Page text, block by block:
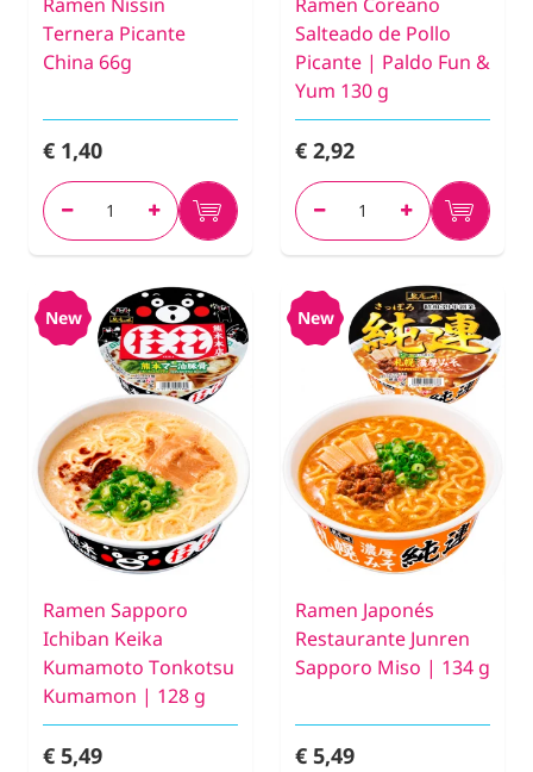
Ternera Picante
China 66g
€ 1,40
Salteado de Pollo
Picante | Paldo Fun &
Yum 130 g
€ 2,92
New
Ramen Sapporo
Ichiban Keika
Kumamoto Tonkotsu
Kumamon | 128 g
€ 5,49
New
Ramen Japonés
Restaurante Junren
Sapporo Miso | 134 g
€ 5,49